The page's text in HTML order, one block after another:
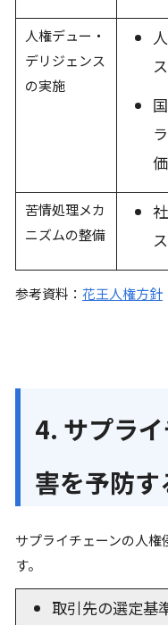
人権デュー・
デリジェンス
の実施
苦情処理メカ
ニズムの整備
参考資料： 花王人権方針
4. サプラ
害を予防す
サプライチェーンの人
す。
取引先の選定基